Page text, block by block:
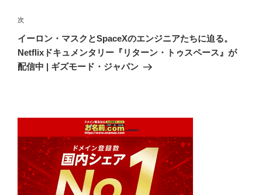
ー
シ
ョ
ン
次
の
投
稿
次
イーロン・マスクとSpaceXのエンジニアたちに迫る。
Netflixドキュメンタリー『リターン・トゥスペース』が
配信中 | ギズモード・ジャパン